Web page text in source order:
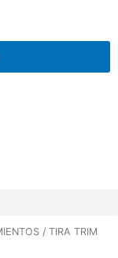
/ TIRA TRIM